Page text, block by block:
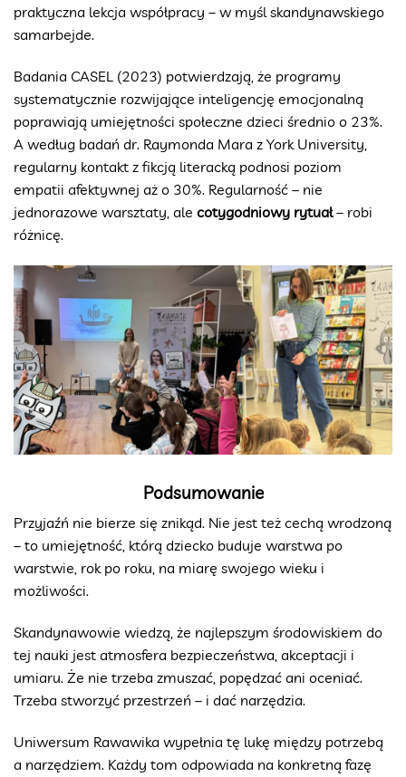
praktyczna lekcja współpracy – w myśl skandynawskiego
samarbejde.
Badania CASEL (2023) potwierdzają, że programy
systematycznie rozwijające inteligencję emocjonalną
poprawiają umiejętności społeczne dzieci średnio o 23%.
A według badań dr. Raymonda Mara z York University,
regularny kontakt z fikcją literacką podnosi poziom
empatii afektywnej aż o 30%. Regularność – nie
jednorazowe warsztaty, ale cotygodniowy rytuał– robi
różnicę.
Podsumowanie
Przyjaźń nie bierze się znikąd. Nie jest też cechą wrodzoną
– to umiejętność, którą dziecko buduje warstwa po
warstwie, rok po roku, na miarę swojego wieku i
możliwości.
Skandynawowie wiedzą, że najlepszym środowiskiem do
tej nauki jest atmosfera bezpieczeństwa, akceptacji i
umiaru. Że nie trzeba zmuszać, popędzać ani oceniać.
Trzeba stworzyć przestrzeń – i dać narzędzia.
Uniwersum Rawawika wypełnia tę lukę między potrzebą
a narzędziem. Każdy tom odpowiada na konkretną fazę